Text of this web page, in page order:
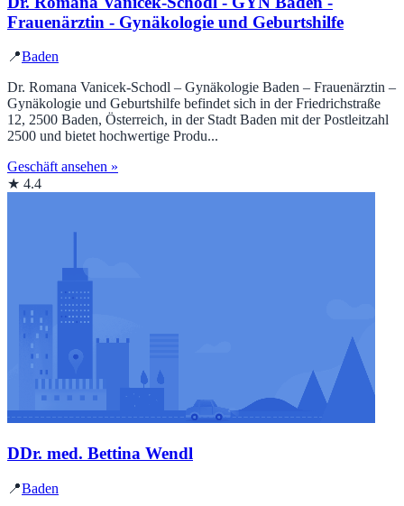
Frauenärztin - Gynäkologie und Geburtshilfe
📍Baden
Dr. Romana Vanicek-Schodl – Gynäkologie Baden – Frauenärztin –
Gynäkologie und Geburtshilfe befindet sich in der Friedrichstraße
12, 2500 Baden, Österreich, in der Stadt Baden mit der Postleitzahl
2500 und bietet hochwertige Produ...
Geschäft ansehen »
★ 4.4
DDr. med. Bettina Wendl
📍Baden